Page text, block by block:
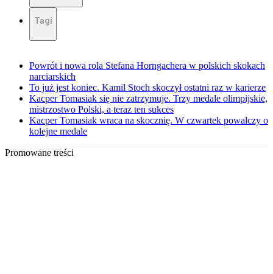
Tagi
Powrót i nowa rola Stefana Horngachera w polskich skokach
narciarskich
To już jest koniec. Kamil Stoch skoczył ostatni raz w karierze
Kacper Tomasiak się nie zatrzymuje. Trzy medale olimpijskie,
mistrzostwo Polski, a teraz ten sukces
Kacper Tomasiak wraca na skocznię. W czwartek powalczy o
kolejne medale
Promowane treści